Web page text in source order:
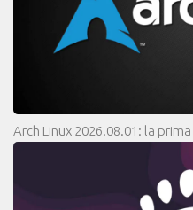
Arch Linux 2026.08.01: la